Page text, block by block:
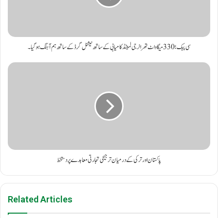
سی پیک؛ 330 میگاواٹ تھر انرجی لمیٹڈ کامیابی کے ساتھ نیشنل گرڈ کے ساتھ ہم آہنگ ہو گیا۔
پاکستان اور ترکی کے درمیان ترجیحی تجارتی معاہدے پر دستخط
Related Articles